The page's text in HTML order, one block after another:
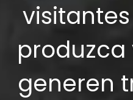
produzca
generen